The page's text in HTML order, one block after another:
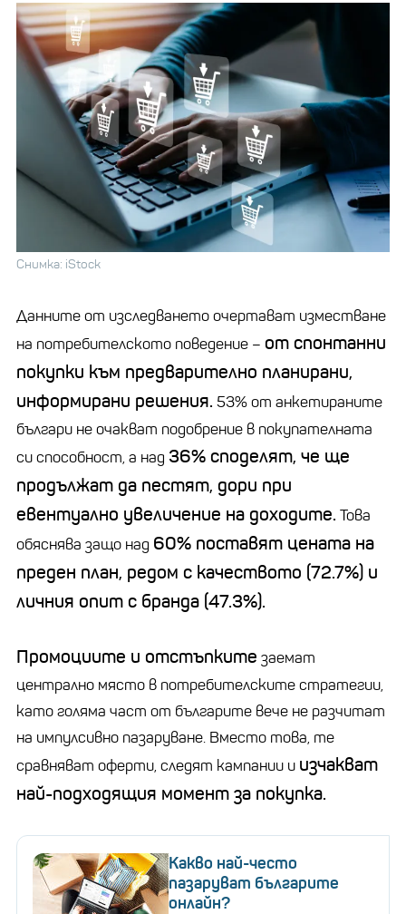
Снимка: iStock
Данните от изследването очертават изместване
на потребителското поведение – от спонтанни
покупки към предварително планирани,
информирани решения. 53% от анкетираните
българи не очакват подобрение в покупателната
си способност, а над 36% споделят, че ще
продължат да пестят, дори при
евентуално увеличение на доходите. Това
обяснява защо над 60% поставят цената на
преден план, редом с качеството (72.7%) и
личния опит с бранда (47.3%).
Промоциите и отстъпките заемат
централно място в потребителските стратегии,
като голяма част от българите вече не разчитат
на импулсивно пазаруване. Вместо това, те
сравняват оферти, следят кампании и изчакват
най-подходящия момент за покупка.
Какво най-често
пазаруват българите
онлайн?